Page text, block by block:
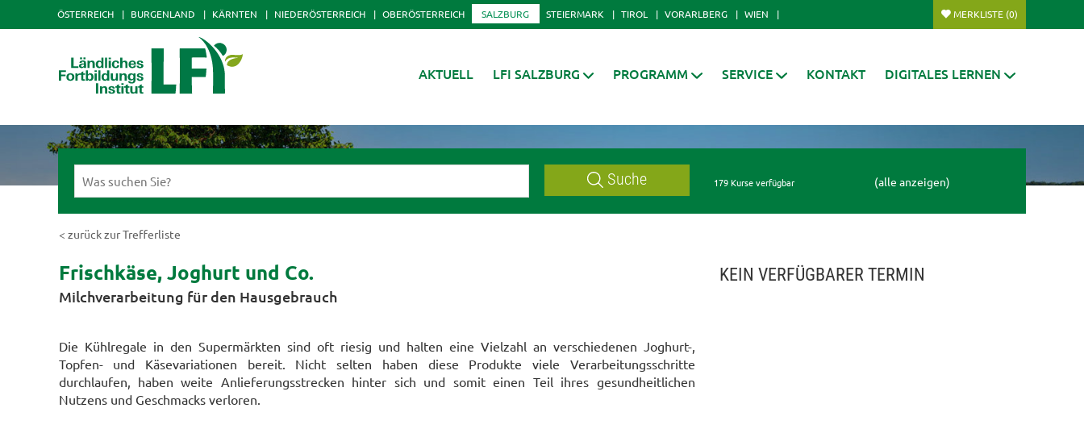
ÖSTERREICH BURGENLAND KÄRNTEN NIEDERÖSTERREICH OBERÖSTERREICH SALZBURG STEIERMARK TIROL VORARLBERG WIEN MERKLISTE (0)
AKTUELL LFI SALZBURG PROGRAMM SERVICE KONTAKT DIGITALES LERNEN
Suche 179 Kurse verfügbar (alle anzeigen)
< zurück zur Trefferliste
Frischkäse, Joghurt und Co.
Milchverarbeitung für den Hausgebrauch
Die Kühlregale in den Supermärkten sind oft riesig und halten eine Vielzahl an verschiedenen Joghurt-,
Topfen- und Käsevariationen bereit. Nicht selten haben diese Produkte viele Verarbeitungsschritte
durchlaufen, haben weite Anlieferungsstrecken hinter sich und somit einen Teil ihres gesundheitlichen
Nutzens und Geschmacks verloren.
KEIN VERFÜGBARER TERMIN